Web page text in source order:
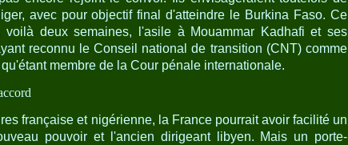
avec pour objectif final d'atteindre le Burkina Faso. Ce
voilà deux semaines, l'asile à Mouammar Kadhafi et ses
reconnu le Conseil national de transition (CNT) comme
membre de la Cour pénale internationale.
française et nigérienne, la France pourrait avoir facilité un
pouvoir et l'ancien dirigeant libyen. Mais un porte-